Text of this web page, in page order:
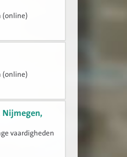
(online)
(online)
Nijmegen,
vaardigheden